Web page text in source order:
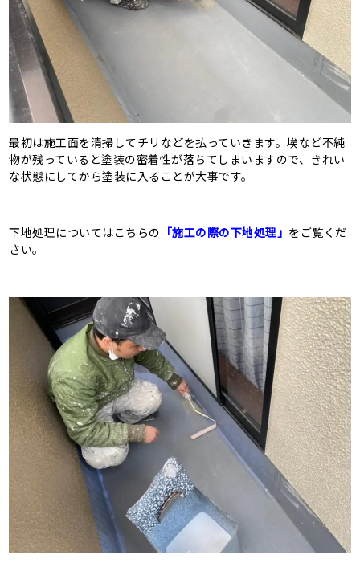
最初は施工面を清掃してチリなどを払っていきます。埃など不純
物が残っていると塗装の密着性が落ちてしまいますので、きれい
な状態にしてから塗装に入ることが大事です。
下地処理についてはこちらの 「施工の際の下地処理」 をご覧くだ
さい。